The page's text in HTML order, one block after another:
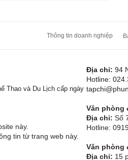
Thông tin doanh nghiệp
Thao và Du Lịch cấp ngày
này.
tin từ trang web này.
Địa chỉ: 94
Hotline:
Văn phòng
Địa chỉ: Số
Hotline:
Văn phòng
Địa chỉ: 15